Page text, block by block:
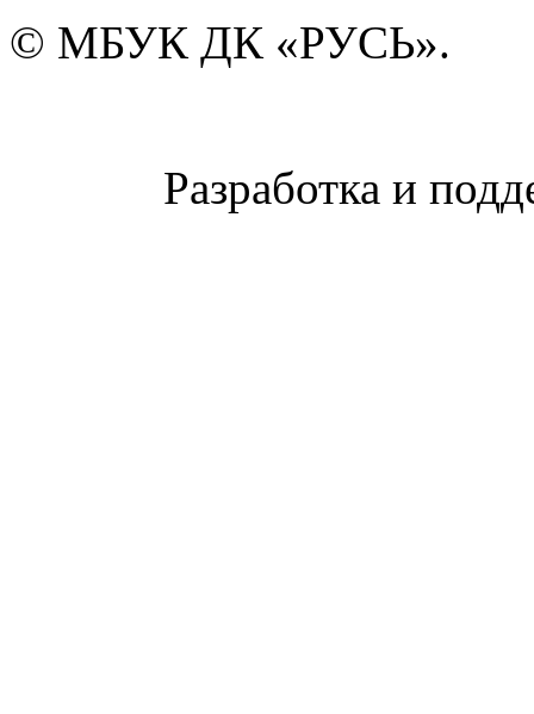
© МБУК ДК «РУСЬ».
Разработка и